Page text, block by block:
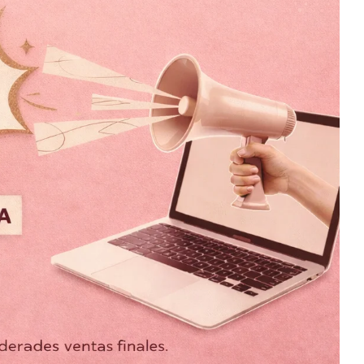
Zamora Late
$1,350.00 $699.00